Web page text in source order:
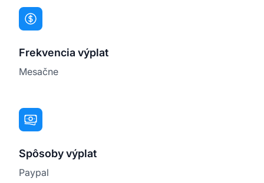
Frekvencia výplat
Mesačne
Spôsoby výplat
Paypal